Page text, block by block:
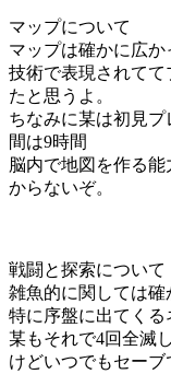
マップについて
マップは確かに広
技術で表現されて
たと思うよ。
ちなみに某は初見
間は9時間
脳内で地図を作る
からないぞ。
戦闘と探索について
雑魚的に関しては確
特に序盤に出てく
某もそれで4回全滅
けどいつでもセー